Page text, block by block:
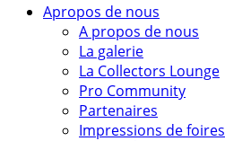
Apropos de nous
A propos de nous
La galerie
La Collectors Lounge
Pro Community
Partenaires
Impressions de foires